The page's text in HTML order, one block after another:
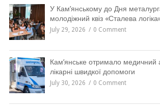
У Кам’янському до Дня
молодіжний квіз «Сталева
July 29, 2026 0 Comment
Кам’янське отримало медичний
лікарні швидкої допомоги
July 30, 2026 0 Comment